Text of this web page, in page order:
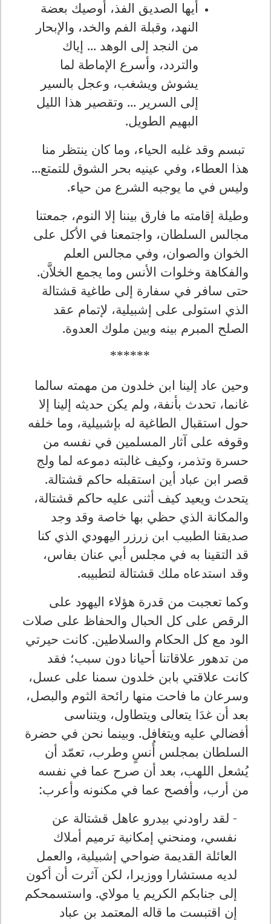
أيها الصديق الفذ، أوصيك بعضة
النهد، وقبلة الفم والخد، والإبحار
من النجد إلى الوهد ... إياك
والتردد، وأسرع الإماطة لما
يشوش ويشغب، وعجل بالسير
إلى السرير ... وتقصير هذا الليل
البهيم الطويل.
تبسم وقد غلبه الحياء، وما كان ينتظر منا
هذا العطاء، وفي عينيه بحر الشوق للتمتع...
وليس في ما يوجبه الشرع من حياء.
وطيلة إقامته ما فارق بيننا إلا النوم، جمعتنا
مجالس السلطان، واجتمعنا في الأكل على
الخوان والصوان، وفي مجالس العلم
والفكاهة وخلوات الأنس وما يجمع الخلاَّن.
حتى سافر في سفارة إلى طاغية قشتالة
الذي استولى على إشبيلية، لإتمام عقد
الصلح المبرم بينه وبين ملوك العدوة.
******
وحين عاد إلينا ابن خلدون من مهمته سالما
غانما، تحدث بأنفة، ولم يكن حديثه إلينا إلا
حول استقبال الطاغية له بإشبيلية، وما خلفه
وقوفه على آثار المسلمين في نفسه من
حسرة وتذمر، وكيف غالبته دموعه لما ولج
قصر ابن عباد أين استقبله حاكم قشتالة.
يتحدث ويعيد كيف أثنى عليه حاكم قشتالة،
والمكانة الذي حظي بها خاصة وقد وجد
صديقنا الطبيب ابن زرزر اليهودي الذي كنا
قد التقينا به في مجلس أبي عنان بفاس،
وقد استدعاه ملك قشتالة لتطبيبه.
وكما تعجبت من قدرة هؤلاء اليهود على
الرقص على كل الحبال والحفاظ على صلات
الود مع كل الحكام والسلاطين. كانت حيرتي
من تدهور علاقاتنا أحيانا دون سبب؛ فقد
كانت علاقتي بابن خلدون سمنا على عسل،
وسرعان ما فاحت منها رائحة الثوم والبصل،
بعد أن غدَا يتعالى ويتطاول، ويتناسى
أفضالي عليه ويتغافل. وبينما نحن في حضرة
السلطان بمجلس أُنسٍ وطرب، تعمّد أن
يُشعل اللهب، بعد أن صرح عما في نفسه
من أرب، وأفصح عما في مكنونه وأعرب:
- لقد راودني بيدرو عاهل قشتالة عن
نفسي، ومنحني إمكانية ترميم أملاك
العائلة القديمة ضواحي إشبيلية، والعمل
لديه مستشارا ووزيرا، لكن آثرت أن أكون
إلى جنابكم الكريم يا مولاي. واستسمحكم
إن اقتبست ما قاله المعتمد بن عباد